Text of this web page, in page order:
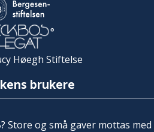
Høegh Stiftelse
brukere
Store og små gaver mottas med